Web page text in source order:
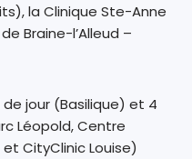
la Clinique Ste-Anne
Braine-l’Alleud –
jour (Basilique) et 4
Léopold, Centre
CityClinic Louise)